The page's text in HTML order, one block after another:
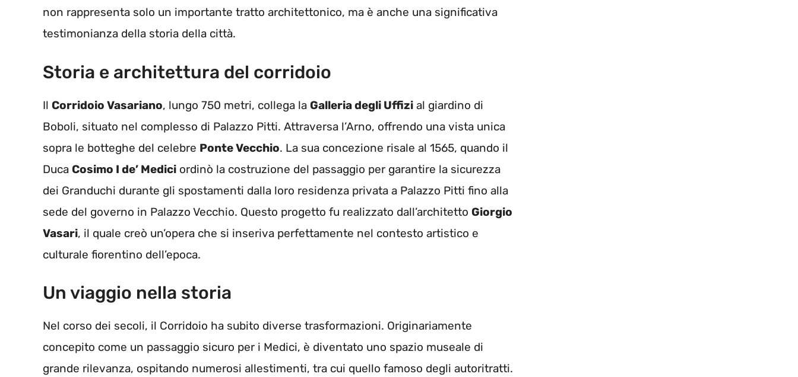
non rappresenta solo un importante tratto architettonico, ma è anche una significativa
testimonianza della storia della città.
Storia e architettura del corridoio
Il Corridoio Vasariano, lungo 750 metri, collega la Galleria degli Uffizi al giardino di
Boboli, situato nel complesso di Palazzo Pitti. Attraversa l’Arno, offrendo una vista unica
sopra le botteghe del celebre Ponte Vecchio. La sua concezione risale al 1565, quando il
Duca Cosimo I de’ Medici ordinò la costruzione del passaggio per garantire la sicurezza
dei Granduchi durante gli spostamenti dalla loro residenza privata a Palazzo Pitti fino alla
sede del governo in Palazzo Vecchio. Questo progetto fu realizzato dall’architetto Giorgio
Vasari, il quale creò un’opera che si inseriva perfettamente nel contesto artistico e
culturale fiorentino dell’epoca.
Un viaggio nella storia
Nel corso dei secoli, il Corridoio ha subito diverse trasformazioni. Originariamente
concepito come un passaggio sicuro per i Medici, è diventato uno spazio museale di
grande rilevanza, ospitando numerosi allestimenti, tra cui quello famoso degli autoritratti.